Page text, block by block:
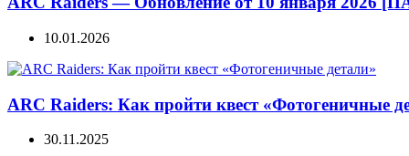
10.01.2026
ARC Raiders: Как пройти квест «Фотогеничные
30.11.2025